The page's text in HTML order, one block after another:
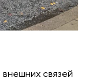
связей